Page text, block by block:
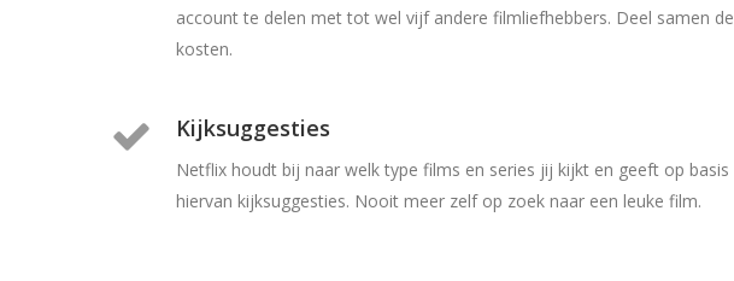
account te delen met tot wel vijf andere filmliefhebbers. Deel samen de
kosten.
Kijksuggesties
Netflix houdt bij naar welk type films en series jij kijkt en geeft op basis
hiervan kijksuggesties. Nooit meer zelf op zoek naar een leuke film.